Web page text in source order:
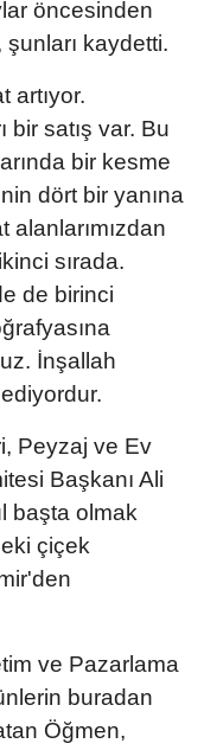
öncesinden
şunları kaydetti.
artıyor.
bir satış var. Bu
bir kesme
dört bir yanına
alanlarımızdan
sırada.
de birinci
İnşallah
Peyzaj ve Ev
Başkanı Ali
başta olmak
çiçek
ve Pazarlama
buradan
Öğmen,